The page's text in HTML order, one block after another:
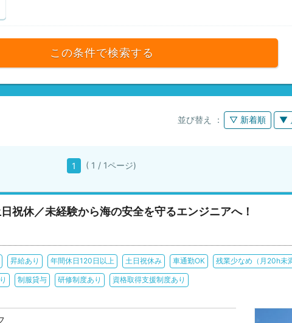
この条件で検索する
並び替え ： ▽ 新着順 ▼
1 ( 1 / 1ページ)
祝休／未経験から海の安全を守るエンジニアへ！
昇給あり 年間休日120日以上 土日祝休み 車通勤OK 残業少なめ（月20h未
制服貸与 研修制度あり 資格取得支援制度あり